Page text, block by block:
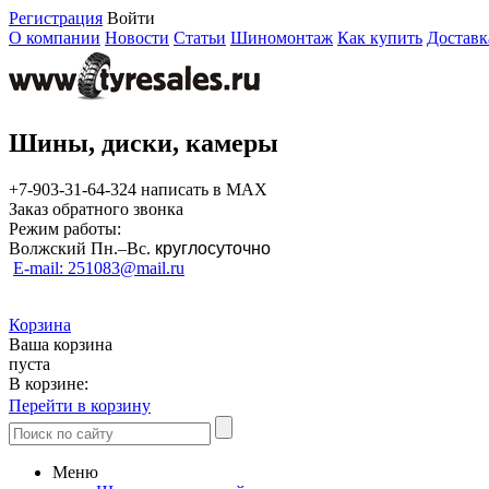
Регистрация Войти
О компании Новости Статьи Шиномонтаж Как купить
Шины, диски, камеры
+7-903-31-64-324 написать в MAX
Заказ обратного звонка
Режим работы:
Волжский Пн.–Вс. круглосуточно
E-mail: 251083@mail.ru
Корзина
Ваша корзина
пуста
В корзине:
Перейти в корзину
Меню